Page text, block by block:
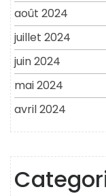
août 2024
juillet 2024
juin 2024
mai 2024
avril 2024